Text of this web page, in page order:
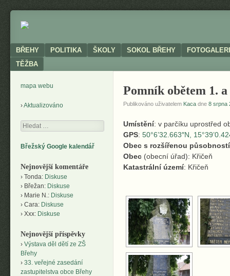
BŘEHY
Neoficiální
obce
Menu
SKIP TO CONTENT
BŘEHY POLITIKA ŠKOLY SOKOL BŘEHY
TĚŽBA
Pomník obětem 1.
Publikováno uživatelem Kaca dne 8 srpna
Umístění: v parčíku uprostřed
GPS: 50°6’32.663″N,
Obec s rozšířenou působností
Obec (obecní úřad): Křičeň
Katastrální území: Křičeň
mapa webu
Aktualizováno
Hledání
Břežský Google kalendář
Nejnovější komentáře
Tonda: Diskuse
Břežan: Diskuse
Marie N.: Diskuse
Cara: Diskuse
Xxx: Diskuse
Nejnovější příspěvky
Výstava děl dětí ze ZŠ
Břehy
33. veřejné zasedání
zastupitelstva obce Břehy